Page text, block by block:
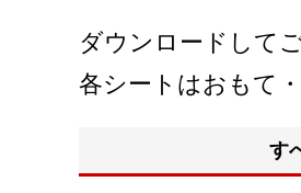
ダウンロードして
各シートはおもて
す